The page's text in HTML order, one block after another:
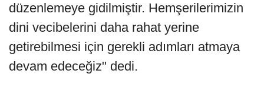
düzenlemeye gidilmiştir. Hemşerilerimizin
dini vecibelerini daha rahat yerine
getirebilmesi için gerekli adımları atmaya
devam edeceğiz" dedi.